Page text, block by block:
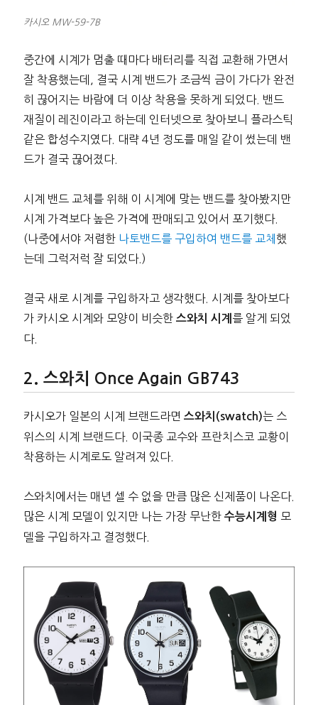
카시오 MW-59-7B
중간에 시계가 멈출 때마다 배터리를 직접 교환해 가면서
잘 착용했는데, 결국 시계 밴드가 조금씩 금이 가다가 완전
히 끊어지는 바람에 더 이상 착용을 못하게 되었다. 밴드
재질이 레진이라고 하는데 인터넷으로 찾아보니 플라스틱
같은 합성수지였다. 대략 4년 정도를 매일 같이 썼는데 밴
드가 결국 끊어졌다.
시계 밴드 교체를 위해 이 시계에 맞는 밴드를 찾아봤지만
시계 가격보다 높은 가격에 판매되고 있어서 포기했다.
(나중에서야 저렴한 나토밴드를 구입하여 밴드를 교체 했
는데 그럭저럭 잘 되었다.)
결국 새로 시계를 구입하자고 생각했다. 시계를 찾아보다
가 카시오 시계와 모양이 비슷한 스와치 시계 를 알게 되었
다.
스와치 Once Again GB743
카시오가 일본의 시계 브랜드라면 스와치(swatch)는 스
위스의 시계 브랜드다. 이국종 교수와 프란치스코 교황이
착용하는 시계로도 알려져 있다.
스와치에서는 매년 셀 수 없을 만큼 많은 신제품이 나온다.
많은 시계 모델이 있지만 나는 가장 무난한 수능시계형 모
델을 구입하자고 결정했다.